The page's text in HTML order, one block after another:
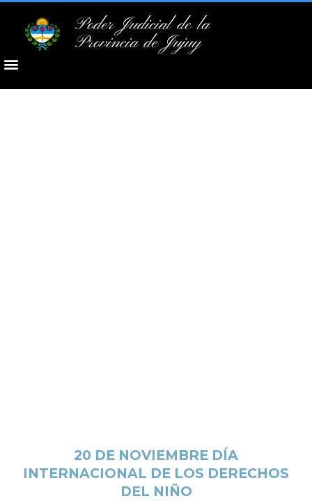
Poder Judicial de la
Provincia de Jujuy
20 DE NOVIEMBRE DÍA
INTERNACIONAL DE LOS DERECHOS
DEL NIÑO